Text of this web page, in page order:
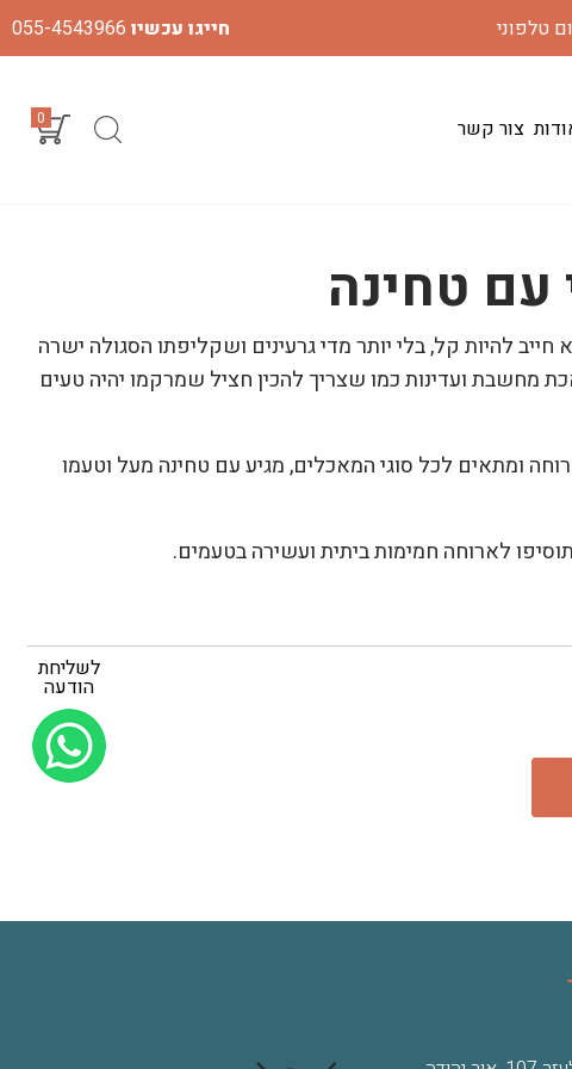
חייגו עכשיו 055-4543966
צור קשר 0
לשליחת
הודעה
עם טחינה
להיות קל, בלי יותר מדי גרעינים ושקליפתו הסגולה ישרה
מחשבת ועדינות כמו שצריך להכין חציל שמרקמו יהיה טעים
ומתאים לכל סוגי המאכלים, מגיע עם טחינה מעל וטעמו
לארוחה חמימות ביתית ועשירה בטעמים.